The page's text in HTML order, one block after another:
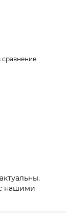
сравнение
нашими